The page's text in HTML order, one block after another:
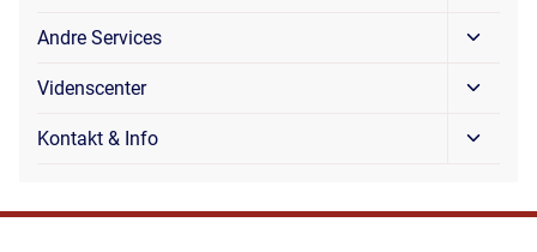
Andre Services
Skift
Videnscenter
Skift
Kontakt & Info
Skift